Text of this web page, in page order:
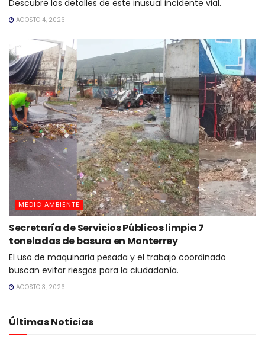
Descubre los detalles de este inusual incidente vial.
AGOSTO 4, 2026
MEDIO AMBIENTE
Secretaría de Servicios Públicos limpia 7
toneladas de basura en Monterrey
El uso de maquinaria pesada y el trabajo coordinado
buscan evitar riesgos para la ciudadanía.
AGOSTO 3, 2026
Últimas Noticias